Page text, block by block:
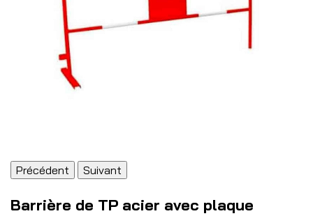
Précédent Suivant
Barrière de TP acier avec plaque